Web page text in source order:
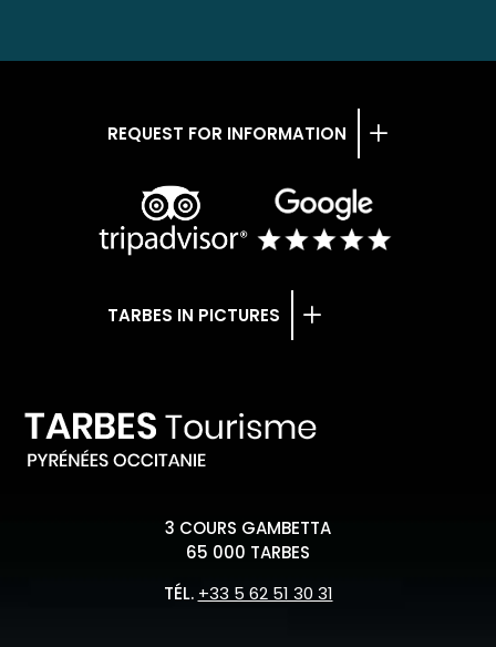
REQUEST FOR INFORMATION
TARBES IN PICTURES
3 COURS GAMBETTA
65 000 TARBES
TÉL. +33 5 62 51 30 31